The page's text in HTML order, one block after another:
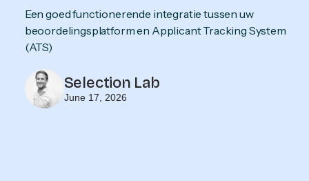
Een goed functionerende integratie tussen uw
beoordelingsplatform en Applicant Tracking System
(ATS)
Selection Lab
June 17, 2026